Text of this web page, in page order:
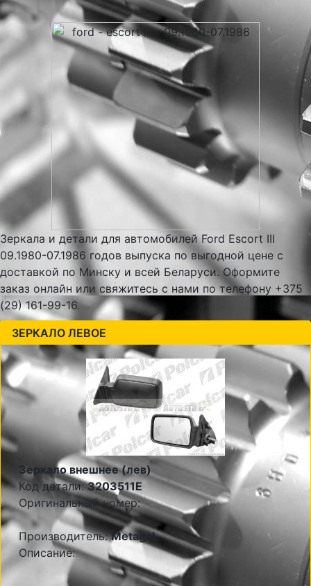
Зеркала и детали для автомобилей Ford Escort III
09.1980-07.1986 годов выпуска по выгодной цене с
доставкой по Минску и всей Беларуси. Оформите
заказ онлайн или свяжитесь с нами по телефону +375
(29) 161-99-16.
ЗЕРКАЛО ЛЕВОЕ
Зеркало внешнее (лев)
Код детали:3203511E
Оригинальный номер:
Производитель:Metagal
Описание: